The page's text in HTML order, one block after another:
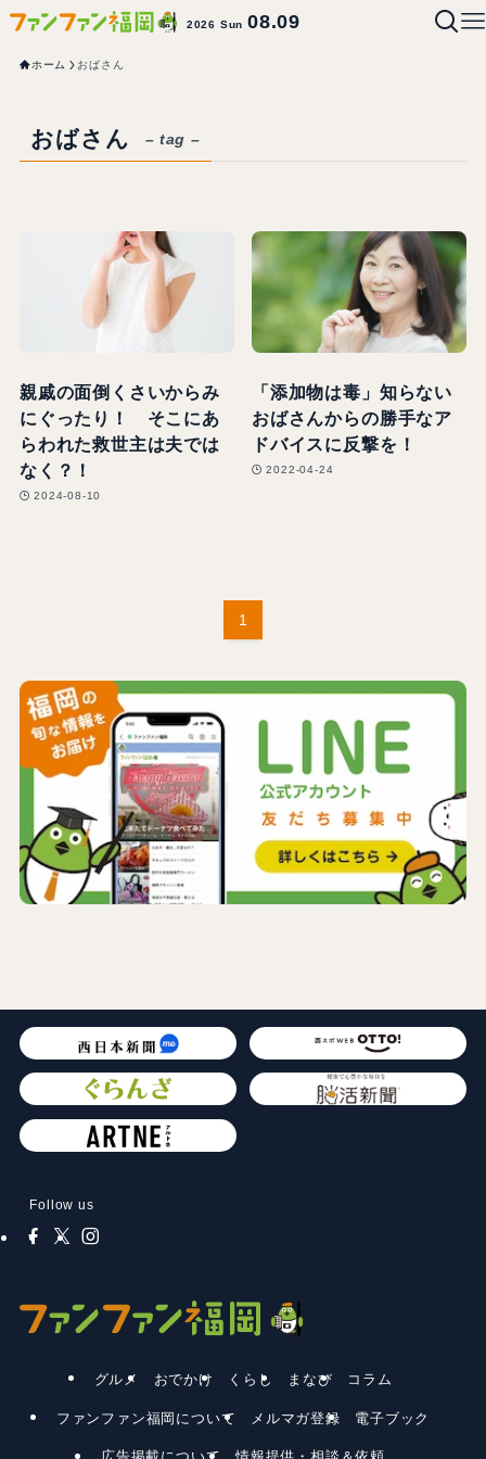
2026 Sun08.09
ホーム おばさん
おばさん – tag –
親戚の面倒くさいからみ
にぐったり！ そこにあ
らわれた救世主は夫では
なく？！
2024-08-10
「添加物は毒」知らない
おばさんからの勝手なア
ドバイスに反撃を！
2022-04-24
1
Follow us
グルメ おでかけ くらし まなび コラム
ファンファン福岡について メルマガ登録 電子ブック